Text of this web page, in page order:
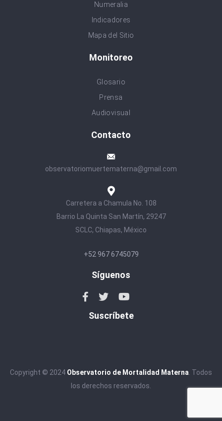
Numeralia
Indicadores
Mapa del Sitio
Monitoreo
Glosario
Prensa
Audiovisual
Contacto
observatoriomuertematerna@gmail.com
Carretera a Chamula No. 108
Barrio La Quinta San Martín, 29247
SCLC, Chiapas, México
+52 967 6745079
Síguenos
Suscríbete
Copyright © 2024 Observatorio de Mortalidad Materna . Todos
los derechos reservados.